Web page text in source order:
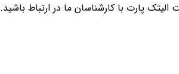
پارت با کارشناسان ما در ارتباط باشید.